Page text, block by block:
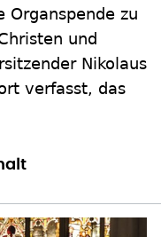
Organspende zu
und
Nikolaus
verfasst, das